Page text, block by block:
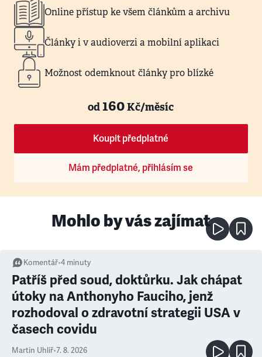
Online přístup ke všem článkům a archivu
Články i v audioverzi a mobilní aplikaci
Možnost odemknout články pro blízké
od160Kč/měsíc
Koupit předplatné
Mám předplatné, přihlásím se
Mohlo by vás zajímat
Komentář•4 minuty
Patříš před soud, doktůrku. Jak chápat
útoky na Anthonyho Fauciho, jenž
rozhodoval o zdravotní strategii USA v
časech covidu
Martin Uhlíř•7. 8. 2026